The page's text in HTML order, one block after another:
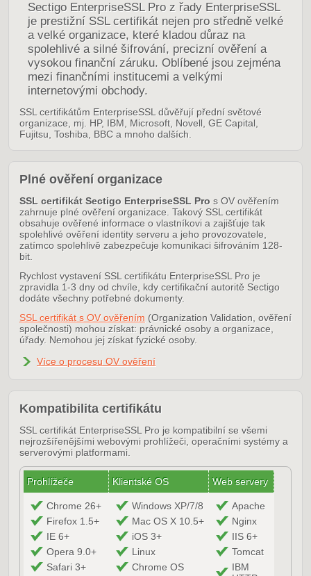
Sectigo EnterpriseSSL Pro z řady EnterpriseSSL
je prestižní SSL certifikát nejen pro středně velké
a velké organizace, které kladou důraz na
spolehlivé a silné šifrování, precizní ověření a
vysokou finanční záruku. Oblíbené jsou zejména
mezi finančními institucemi a velkými
internetovými obchody.
SSL certifikátům EnterpriseSSL důvěřují přední světové
organizace, mj. HP, IBM, Microsoft, Novell, GE Capital,
Fujitsu, Toshiba, BBC a mnoho dalších.
Plné ověření organizace
SSL certifikát Sectigo EnterpriseSSL Pro s OV ověřením
zahrnuje plné ověření organizace. Takový SSL certifikát
obsahuje ověřené informace o vlastníkovi a zajišťuje tak
spolehlivé ověření identity serveru a jeho provozovatele,
zatímco spolehlivě zabezpečuje komunikaci šifrováním 128-
bit.
Rychlost vystavení SSL certifikátu EnterpriseSSL Pro je
zpravidla 1-3 dny od chvíle, kdy certifikační autoritě Sectigo
dodáte všechny potřebné dokumenty.
SSL certifikát s OV ověřením (Organization Validation, ověření
společnosti) mohou získat: právnické osoby a organizace,
úřady. Nemohou jej získat fyzické osoby.
Více o procesu OV ověření
Kompatibilita certifikátu
SSL certifikát EnterpriseSSL Pro je kompatibilní se všemi
nejrozšířenějšími webovými prohlížeči, operačními systémy a
serverovými platformami.
Prohlížeče Klientské OS Web servery
Chrome 26+
Firefox 1.5+
IE 6+
Opera 9.0+
Safari 3+
Windows XP/7/8
Mac OS X 10.5+
iOS 3+
Linux
Chrome OS
Apache
Nginx
IIS 6+
Tomcat
IBM